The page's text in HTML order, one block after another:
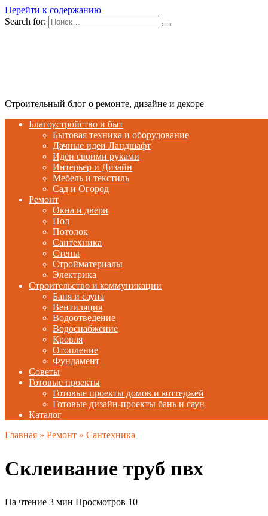
Перейти к содержанию
Search for:
Строительный блог о ремонте, дизайне и декоре
Благоустройство и быт
Бытовая техника и оборудование
Дачные идеи Ландшафт
Идеи своими руками
Интерьер и Дизайн
Мебель и текстиль
Сад и Огород
Ремонт
Окна и двери
Пол
Потолок
Сантехника
Стены
Стройматериалы
Электрика
Строительство и коммуникации
Баня и сауна
Вентиляция
Водоотведение
Водоснабжение
Кровля
Отопление
Фундамент
Советы
Готовые проекты
Готовые проекты домов и коттеджей
Готовые дизайн-проекты бань и саун
Каталог
Главная » Ремонт » Сантехника
Склеивание труб пвх
На чтение 3 мин Просмотров 10